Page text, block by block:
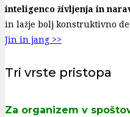
inteligenco življenja in
in lažje bolj konstruktivno
Jin in jang >>
Tri vrste pristopa
Za organizem v